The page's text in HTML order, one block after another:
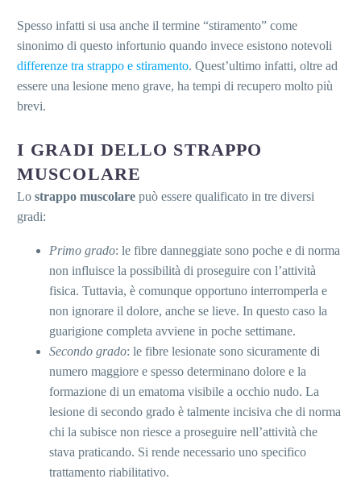
Spesso infatti si usa anche il termine “stiramento” come
sinonimo di questo infortunio quando invece esistono notevoli
differenze tra strappo e stiramento. Quest’ultimo infatti, oltre ad
essere una lesione meno grave, ha tempi di recupero molto più
brevi.
I GRADI DELLO STRAPPO
MUSCOLARE
Lo strappo muscolare può essere qualificato in tre diversi
gradi:
Primo grado: le fibre danneggiate sono poche e di norma
non influisce la possibilità di proseguire con l’attività
fisica. Tuttavia, è comunque opportuno interromperla e
non ignorare il dolore, anche se lieve. In questo caso la
guarigione completa avviene in poche settimane.
Secondo grado: le fibre lesionate sono sicuramente di
numero maggiore e spesso determinano dolore e la
formazione di un ematoma visibile a occhio nudo. La
lesione di secondo grado è talmente incisiva che di norma
chi la subisce non riesce a proseguire nell’attività che
stava praticando. Si rende necessario uno specifico
trattamento riabilitativo.